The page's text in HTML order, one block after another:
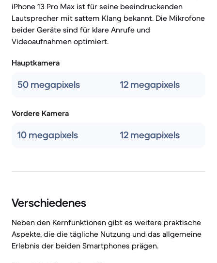
iPhone 13 Pro Max ist für seine beeindruckenden
Lautsprecher mit sattem Klang bekannt. Die Mikrofone
beider Geräte sind für klare Anrufe und
Videoaufnahmen optimiert.
Hauptkamera
50 megapixels 12 megapixels
Vordere Kamera
10 megapixels 12 megapixels
Verschiedenes
Neben den Kernfunktionen gibt es weitere praktische
Aspekte, die die tägliche Nutzung und das allgemeine
Erlebnis der beiden Smartphones prägen.